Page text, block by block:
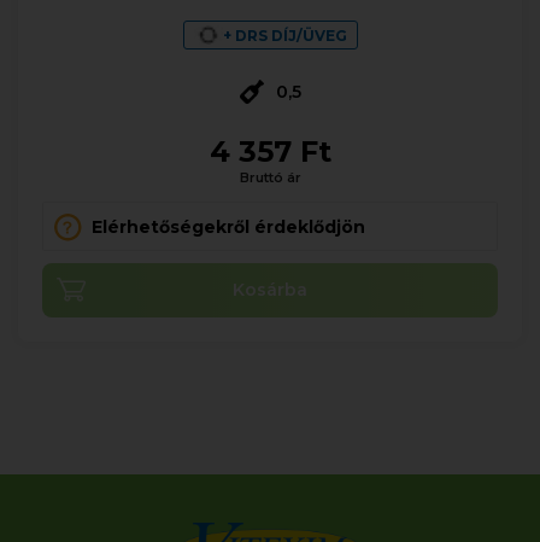
+ DRS DÍJ/ÜVEG
0,5
4 357 Ft
Bruttó ár
Elérhetőségekről érdeklődjön
Kosárba